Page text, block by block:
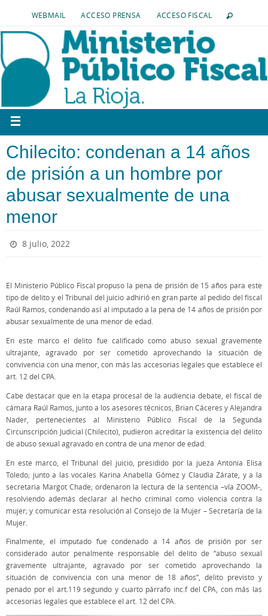
WEBMAIL ACCESO PRENSA ACCESO FISCAL
Chilecito: condenan a 14 años
de prisión a un hombre por
abusar sexualmente de una
menor
8 julio, 2022
El Ministerio Público Fiscal propuso la pena de prisión de 15 años para este
tipo de delito y el Tribunal del juicio adhirió en gran parte al pedido del fiscal
Raúl Ramos, condenando así al imputado a la pena de 14 años de prisión por
abusar sexualmente de una menor de edad.
En este marco el delito fue calificado como abuso sexual gravemente
ultrajante, agravado por ser cometido aprovechando la situación de
convivencia con una menor, con más las accesorias legales que establece el
art. 12 del CPA.
Cabe destacar que en la etapa procesal de la audiencia debate, el fiscal de
cámara Raúl Ramos, junto a los asesores técnicos, Brian Cáceres y Alejandra
Nader, pertenecientes al Ministerio Público Fiscal de la Segunda
Circunscripción Judicial (Chilecito), pudieron acreditar la existencia del delito
de abuso sexual agravado en contra de una menor de edad.
En este marco, el Tribunal del juicio, presidido por la jueza Antonia Elisa
Toledo; junto a las vocales Karina Anabella Gómez y Claudia Zárate, y a la
secretaria Margot Chade; ordenaron la lectura de la sentencia –vía ZOOM-,
resolviendo además declarar al hecho criminal como violencia contra la
mujer; y comunicar esta resolución al Consejo de la Mujer – Secretaría de la
Mujer.
Finalmente, el imputado fue condenado a 14 años de prisión por ser
considerado autor penalmente responsable del delito de “abuso sexual
gravemente ultrajante, agravado por ser cometido aprovechando la
situación de convivencia con una menor de 18 años”, delito previsto y
penado por el art.119 segundo y cuarto párrafo inc.f del CPA, con más las
accesorias legales que establece el art. 12 del CPA.